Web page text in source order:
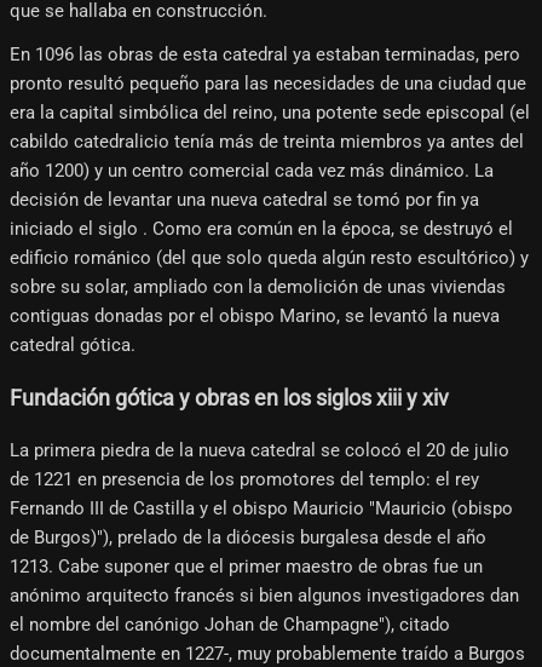
que se hallaba en construcción.
En 1096 las obras de esta catedral ya estaban terminadas, pero
pronto resultó pequeño para las necesidades de una ciudad que
era la capital simbólica del reino, una potente sede episcopal (el
cabildo catedralicio tenía más de treinta miembros ya antes del
año 1200) y un centro comercial cada vez más dinámico. La
decisión de levantar una nueva catedral se tomó por fin ya
iniciado el siglo . Como era común en la época, se destruyó el
edificio románico (del que solo queda algún resto escultórico) y
sobre su solar, ampliado con la demolición de unas viviendas
contiguas donadas por el obispo Marino, se levantó la nueva
catedral gótica.
Fundación gótica y obras en los siglos xiii y xiv
La primera piedra de la nueva catedral se colocó el 20 de julio
de 1221 en presencia de los promotores del templo: el rey
Fernando III de Castilla y el obispo Mauricio "Mauricio (obispo
de Burgos)"), prelado de la diócesis burgalesa desde el año
1213. Cabe suponer que el primer maestro de obras fue un
anónimo arquitecto francés si bien algunos investigadores dan
el nombre del canónigo Johan de Champagne"), citado
documentalmente en 1227-, muy probablemente traído a Burgos